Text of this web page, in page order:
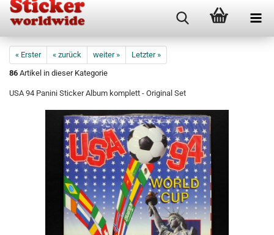
« Erster « zurück weiter »
Letzter »
86 Artikel in dieser Kategorie
USA 94 Panini Sticker Album komplett - Original Set